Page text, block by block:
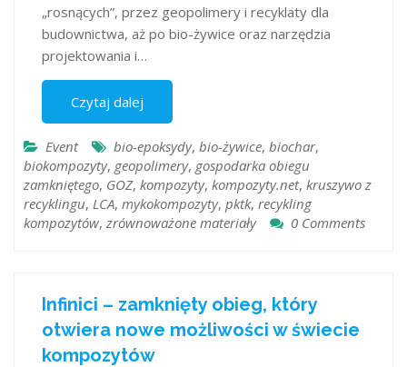
„rosnących”, przez geopolimery i recyklaty dla
budownictwa, aż po bio-żywice oraz narzędzia
projektowania i…
Czytaj dalej
Event bio-epoksydy, bio-żywice, biochar,
biokompozyty, geopolimery, gospodarka obiegu
zamkniętego, GOZ, kompozyty, kompozyty.net, kruszywo z
recyklingu, LCA, mykokompozyty, pktk, recykling
kompozytów, zrównoważone materiały 0 Comments
Infinici – zamknięty obieg, który
otwiera nowe możliwości w świecie
kompozytów